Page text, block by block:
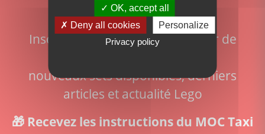
newsletter!
Inscrivez-vous pour ne rien rater de
nouveaux sets disponibles, derniers
articles et actualité Lego
🎁 Recevez les instructions du MOC Taxi
OK, accept all
Deny all cookies
Personalize
Privacy policy